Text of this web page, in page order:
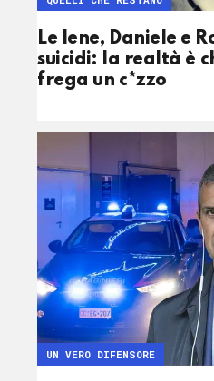
Le Iene, Daniele e
suicidi: la realtà è
frega un c*zzo
UN VERO DIFENSORE